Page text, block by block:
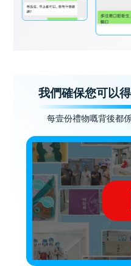
我們確保您可以
每壹份禮物嘅背後都